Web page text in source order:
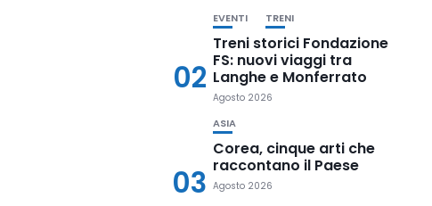
02
EVENTI TRENI
Treni storici Fondazione
FS: nuovi viaggi tra
Langhe e Monferrato
Agosto 2026
03
ASIA
Corea, cinque arti che
raccontano il Paese
Agosto 2026